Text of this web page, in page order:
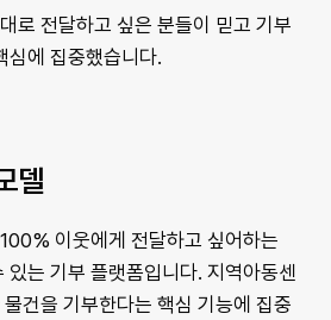
로 전달하고 싶은 분들이 믿고 기부
심에 집중했습니다.
델
이웃에게 전달하고 싶어하는
있는 기부 플랫폼입니다. 지역아동센
건을 기부한다는 핵심 기능에 집중